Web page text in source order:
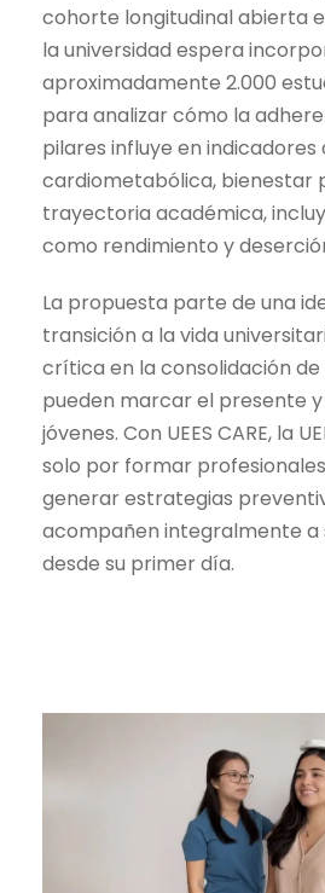
cohorte longitudinal abierta
la universidad espera
aproximadamente 2.000
para analizar cómo la
pilares influye en indicadores
cardiometabólica, bienestar
trayectoria académica,
como rendimiento y
La propuesta parte de una
transición a la vida
crítica en la consolidación
pueden marcar el presente
jóvenes. Con UEES CARE, la
solo por formar
generar estrategias
acompañen integralmente a
desde su primer día.